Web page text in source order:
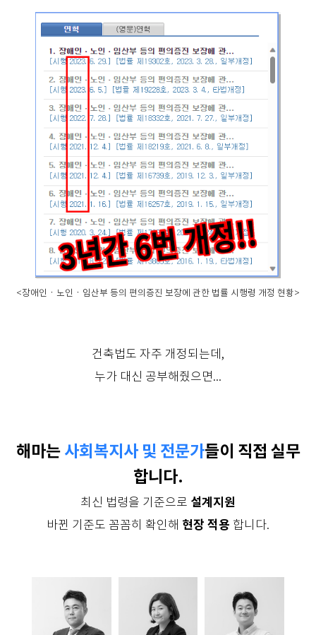
<장애인ㆍ노인ㆍ임산부 등의 편의증진 보장에 관한 법률 시행령 개정 현황>
건축법도 자주 개정되는데,
누가 대신 공부해줬으면...
해마는 사회복지사 및 전문가들이 직접 실무
합니다.
최신 법령을 기준으로 설계지원
바뀐 기준도 꼼꼼히 확인해 현장 적용 합니다.